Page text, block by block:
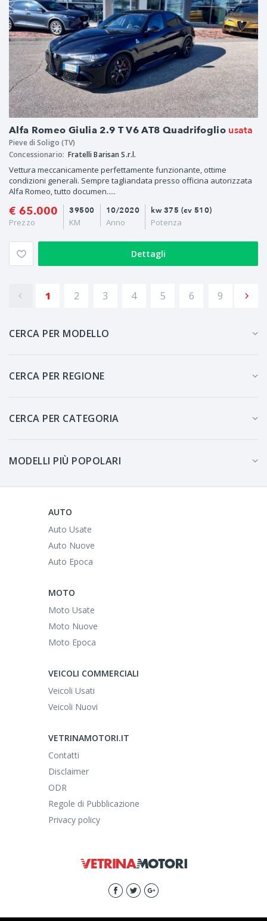
Alfa Romeo Giulia 2.9 T V6 AT8 Quadrifoglio usata
Pieve di Soligo (TV)
Concessionario: Fratelli Barisan S.r.l.
Vettura meccanicamente perfettamente funzionante, ottime
condizioni generali. Sempre tagliandata presso officina autorizzata
Alfa Romeo, tutto documen.....
€ 65.000
Prezzo
10/2020
Anno
39500
KM
kw 375 (cv 510)
Potenza
Dettagli
1 2 3 4 5 6 9
CERCA PER MODELLO
CERCA PER REGIONE
CERCA PER CATEGORIA
MODELLI PIÙ POPOLARI
AUTO
Auto Usate
Auto Nuove
Auto Epoca
MOTO
Moto Usate
Moto Nuove
Moto Epoca
VEICOLI COMMERCIALI
Veicoli Usati
Veicoli Nuovi
VETRINAMOTORI.IT
Contatti
Disclaimer
ODR
Regole di Pubblicazione
Privacy policy